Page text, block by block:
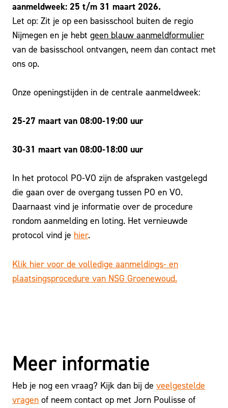
aanmeldweek: 25 t/m 31 maart 2026.
Let op: Zit je op een basisschool buiten de regio
Nijmegen en je hebt geen blauw aanmeldformulier
van de basisschool ontvangen, neem dan contact met
ons op.
Onze openingstijden in de centrale aanmeldweek:
25-27 maart van 08:00-19:00 uur
30-31 maart van 08:00-18:00 uur
In het protocol PO-VO zijn de afspraken vastgelegd
die gaan over de overgang tussen PO en VO.
Daarnaast vind je informatie over de procedure
rondom aanmelding en loting. Het vernieuwde
protocol vind je hier.
Klik hier voor de volledige aanmeldings- en
plaatsingsprocedure van NSG Groenewoud.
Meer informatie
Heb je nog een vraag? Kijk dan bij de veelgestelde
vragen of neem contact op met Jorn Poulisse of